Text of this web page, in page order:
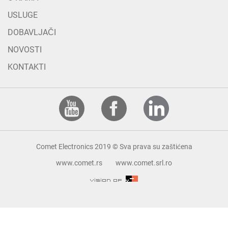
USLUGE
DOBAVLJAČI
NOVOSTI
KONTAKTI
Comet Electronics 2019 © Sva prava su zaštićena
www.comet.rs
www.comet.srl.ro